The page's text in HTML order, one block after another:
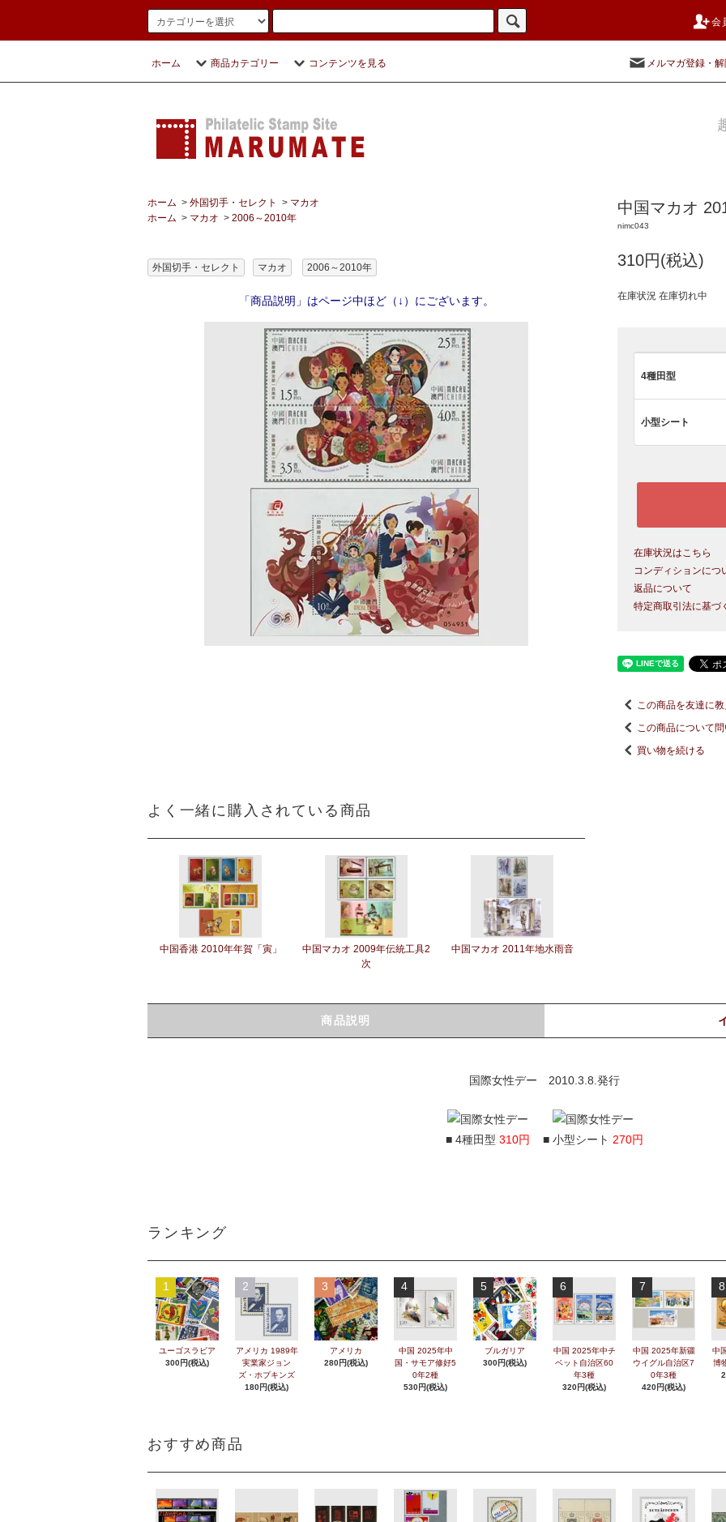
会
ホーム 商品カテゴリー コンテンツを見る メルマガ登録・
ホーム > 外国切手・セレクト > マカオ
ホーム > マカオ > 2006～2010年
外国切手・セレクト マカオ 2006～2010年
「商品説明」はページ中ほど（↓）にございます。
よく一緒に購入されている商品
中国香港 2010年年賀「寅」
中国マカオ 2009年伝統工具2
次
中国マカオ 2011年地水雨音
中国マカオ
nimc043
310円(税込)
在庫状況 在庫切れ中
4種田型
小型シート
在庫状況はこちら
コンディションにつ
返品について
特定商取引法に基づ
この商品を友達に教
この商品について
買い物を続ける
商品説明
国際女性デー 2010.3.8.発行
■ 4種田型 310円 ■ 小型シート 270円
ランキング
1
ユーゴスラビア
300円(税込)
2
アメリカ 1989年
実業家ジョン
ズ・ホプキンズ
180円(税込)
3
アメリカ
280円(税込)
4
中国 2025年中
国・サモア修好5
0年2種
530円(税込)
5
ブルガリア
300円(税込)
6
中国 2025年中チ
ベット自治区60
年3種
320円(税込)
7
中国 2025年新疆
ウイグル自治区7
0年3種
420円(税込)
8
中
博
おすすめ商品